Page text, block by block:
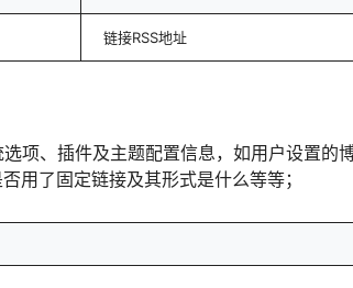
链接RSS地址
项、插件及主题配置信息，如用户设置的
用了固定链接及其形式是什么等等；